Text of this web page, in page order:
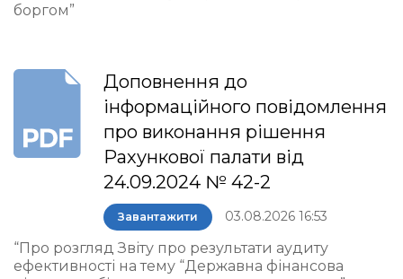
боргом”
Доповнення до
інформаційного повідомлення
про виконання рішення
Рахункової палати від
24.09.2024 № 42-2
Завантажити 03.08.2026 16:53
“Про розгляд Звіту про результати аудиту
ефективності на тему “Державна фінансова